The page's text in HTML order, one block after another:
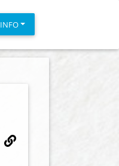
INFO